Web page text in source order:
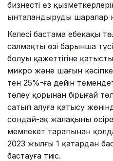
бизнесті өз
ынталандырудың шаралар
Келесі бастама еңбекақы
салмақтың өзі барынша
болуы қажеттігіне
микро және шағын
тен 25%-ға дейін
төлеу қорынан бірыңғай
сатып алуға қатысу
сондай-ақ жалақыны
мемлекет тарапынан
2023 жылғы 1 қаңтардан
бастауға тиіс.